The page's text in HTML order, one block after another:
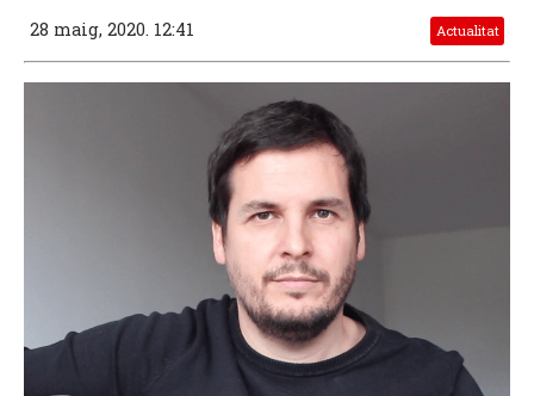
28 maig, 2020. 12:41 Actualitat